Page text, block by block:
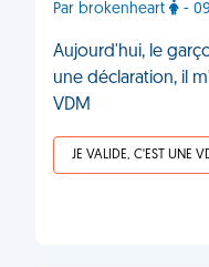
Par brokenheart -
Aujourd'hui, le
une déclaration, il
VDM
JE VALIDE, C'EST UNE